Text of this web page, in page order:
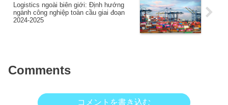
Logistics ngoài biên giới: Định hướng
ngành công nghiệp toàn cầu giai đoạn
2024-2025
Comments
コメントを書き込む